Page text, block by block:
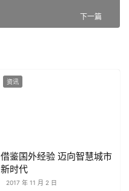
下一篇
资讯
借鉴国外经验 迈向智慧城市
新时代
2017 年 11 月 2 日